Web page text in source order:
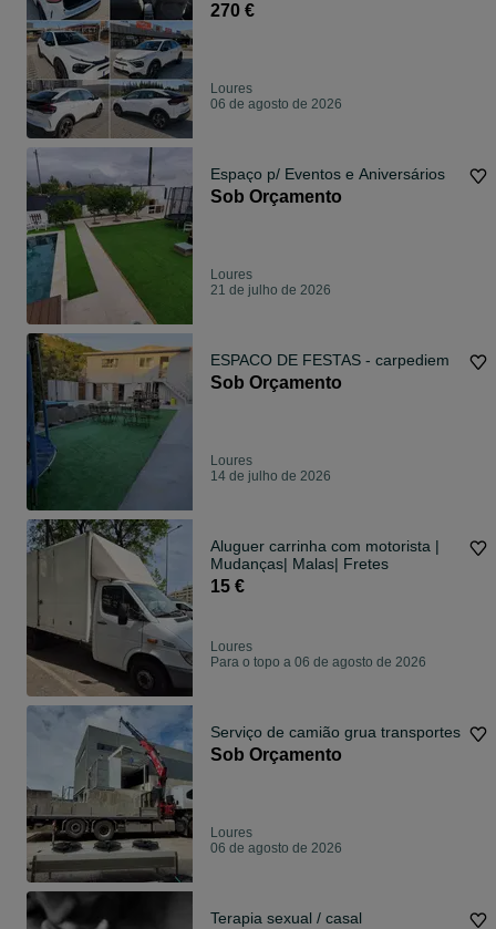
270 €
Loures
06 de agosto de 2026
Espaço p/ Eventos e Aniversários
Sob Orçamento
Loures
21 de julho de 2026
ESPACO DE FESTAS - carpediem
Sob Orçamento
Loures
14 de julho de 2026
Aluguer carrinha com motorista |
Mudanças| Malas| Fretes
15 €
Loures
Para o topo a 06 de agosto de 2026
Serviço de camião grua transportes
Sob Orçamento
Loures
06 de agosto de 2026
Terapia sexual / casal